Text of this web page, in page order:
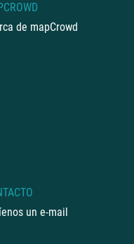
de mapCrowd
un e-mail